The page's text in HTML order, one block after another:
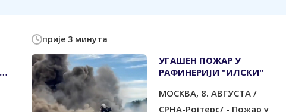
прије 3 минута
УГАШЕН ПОЖАР У
РАФИНЕРИЈИ "ИЛСКИ"
МОСКВА, 8. АВГУСТА /
СРНА-Ројтерс/ - Пожар у